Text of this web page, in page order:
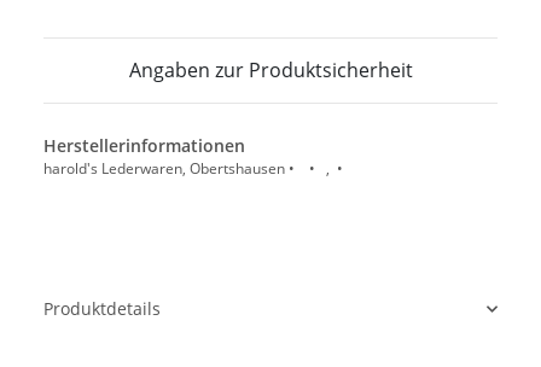
Angaben zur Produktsicherheit
Herstellerinformationen
harold's Lederwaren, Obertshausen • • , •
Produktdetails